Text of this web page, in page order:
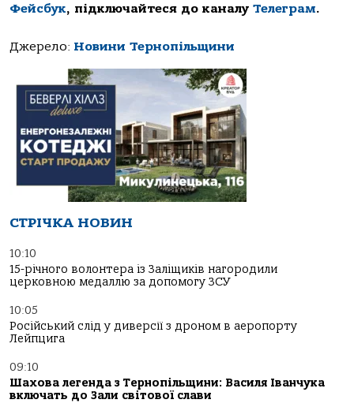
Фейсбук, підключайтеся до каналу Телеграм.
Джерело: Новини Тернопільщини
СТРІЧКА НОВИН
10:10
15-річного волонтера із Заліщиків нагородили
церковною медаллю за допомогу ЗСУ
10:05
Російський слід у диверсії з дроном в аеропорту
Лейпцига
09:10
Шахова легенда з Тернопільщини: Василя Іванчука
включать до Зали світової слави